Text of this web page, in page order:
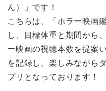
ん）」です！
こちらは、「ホラー映画
し、目標体重と期間から
ー映画の視聴本数を提案
を記録し、楽しみながら
プリとなっております！